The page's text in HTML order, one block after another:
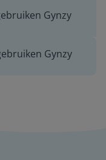
Gynzy
Gynzy